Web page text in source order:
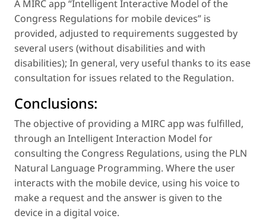
A MIRC app “Intelligent Interactive Model of the
Congress Regulations for mobile devices” is
provided, adjusted to requirements suggested by
several users (without disabilities and with
disabilities); In general, very useful thanks to its ease
consultation for issues related to the Regulation.
Conclusions:
The objective of providing a MIRC app was fulfilled,
through an Intelligent Interaction Model for
consulting the Congress Regulations, using the PLN
Natural Language Programming. Where the user
interacts with the mobile device, using his voice to
make a request and the answer is given to the
device in a digital voice.